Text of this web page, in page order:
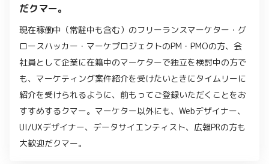
だクマー。
現在稼働中（常駐中も含む）のフリーランスマーケター・グ
ロースハッカー・マーケプロジェクトのPM・PMOの方、会
社員として企業に在籍中のマーケターで独立を検討中の方で
も、マーケティング案件紹介を受けたいときにタイムリーに
紹介を受けられるように、前もってご登録いただくことをお
すすめするクマー。マーケター以外にも、Webデザイナー、
UI/UXデザイナー、データサイエンティスト、広報PRの方も
大歓迎だクマー。